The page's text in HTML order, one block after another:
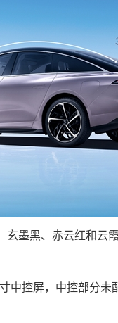
玄墨黑、赤云红和云
中控屏，中控部分未